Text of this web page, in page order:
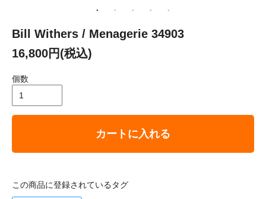
Bill Withers / Menagerie 34903
16,800円(税込)
個数
カートに入れる
この商品に登録されているタグ